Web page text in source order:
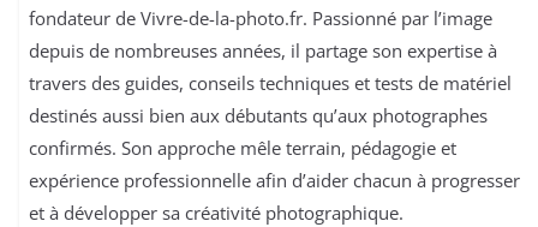
fondateur de Vivre-de-la-photo.fr. Passionné par l’image
depuis de nombreuses années, il partage son expertise à
travers des guides, conseils techniques et tests de matériel
destinés aussi bien aux débutants qu’aux photographes
confirmés. Son approche mêle terrain, pédagogie et
expérience professionnelle afin d’aider chacun à progresser
et à développer sa créativité photographique.